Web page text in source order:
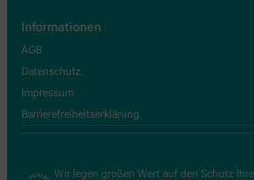
Informationen
AGB
Datenschutz
Impressum
Barrierefreiheitserklärung
Wir legen großen Wert auf den Schutz